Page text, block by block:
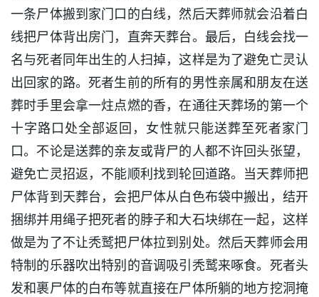
一条尸体搬到家门口的白线，然后天葬师就会沿着白
线把尸体背出房门，直奔天葬台。最后，白线会找一
名与死者同年出生的人扫掉，这样是为了避免亡灵认
出回家的路。死者生前的所有的男性亲属和朋友在送
葬时手里会拿一炷点燃的香，在通往天葬场的第一个
十字路口处全部返回，女性就只能送葬至死者家门
口。不论是送葬的亲友或背尸的人都不许回头张望，
避免亡灵招返，不能顺利找到轮回道路。当天葬师把
尸体背到天葬台，会把尸体从白色布袋中搬出，结开
捆绑并用绳子把死者的脖子和大石块绑在一起，这样
做是为了不让秃鹫把尸体拉到别处。然后天葬师会用
特制的乐器吹出特别的音调吸引秃鹫来啄食。死者头
发和裹尸体的白布等就直接在尸体所躺的地方挖洞掩